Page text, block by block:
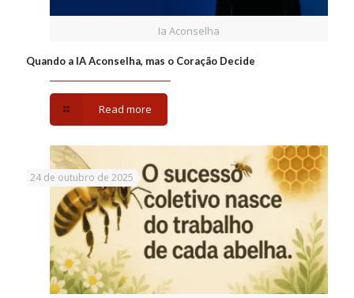
Ia Aconselha
Quando a IA Aconselha, mas o Coração Decide
Read more
24 de outubro de 2025